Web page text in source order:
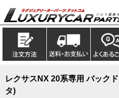
レクサスNX 20系専用 バック
タ)